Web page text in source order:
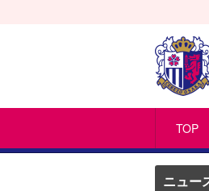
TOP
ニュー